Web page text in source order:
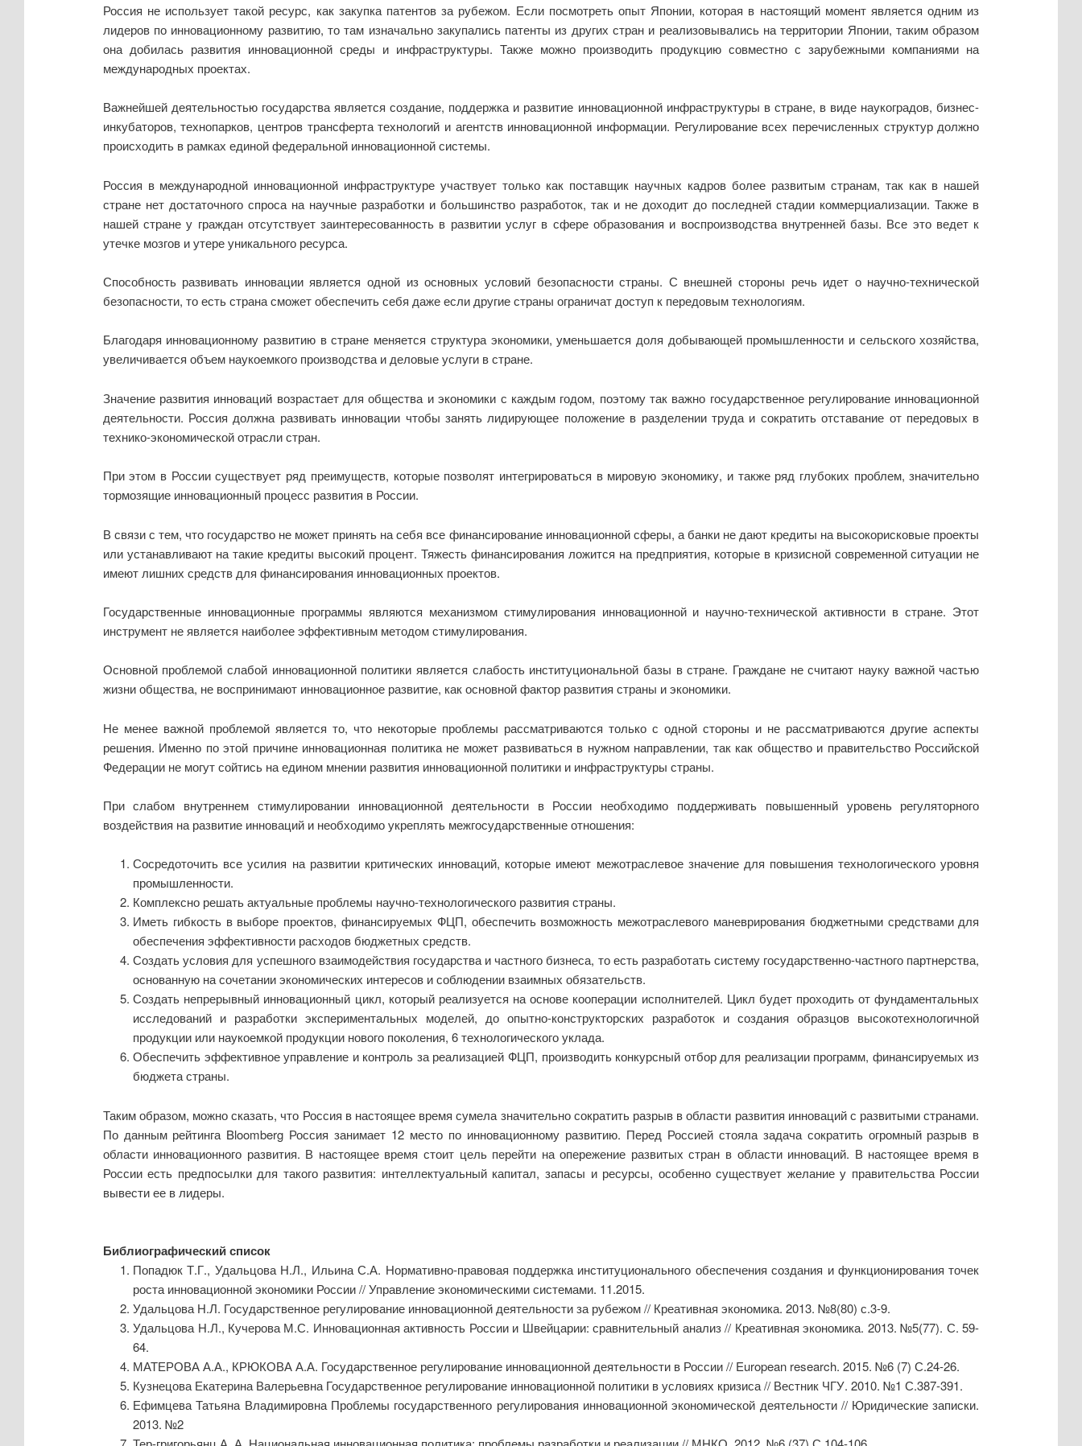
Россия не использует такой ресурс, как закупка патентов за рубежом. Если посмотреть опыт Японии, которая в настоящий момент является одним из
лидеров по инновационному развитию, то там изначально закупались патенты из других стран и реализовывались на территории Японии, таким образом
она добилась развития инновационной среды и инфраструктуры. Также можно производить продукцию совместно с зарубежными компаниями на
международных проектах.
Важнейшей деятельностью государства является создание, поддержка и развитие инновационной инфраструктуры в стране, в виде наукоградов, бизнес-
инкубаторов, технопарков, центров трансферта технологий и агентств инновационной информации. Регулирование всех перечисленных структур должно
происходить в рамках единой федеральной инновационной системы.
Россия в международной инновационной инфраструктуре участвует только как поставщик научных кадров более развитым странам, так как в нашей
стране нет достаточного спроса на научные разработки и большинство разработок, так и не доходит до последней стадии коммерциализации. Также в
нашей стране у граждан отсутствует заинтересованность в развитии услуг в сфере образования и воспроизводства внутренней базы. Все это ведет к
утечке мозгов и утере уникального ресурса.
Способность развивать инновации является одной из основных условий безопасности страны. С внешней стороны речь идет о научно-технической
безопасности, то есть страна сможет обеспечить себя даже если другие страны ограничат доступ к передовым технологиям.
Благодаря инновационному развитию в стране меняется структура экономики, уменьшается доля добывающей промышленности и сельского хозяйства,
увеличивается объем наукоемкого производства и деловые услуги в стране.
Значение развития инноваций возрастает для общества и экономики с каждым годом, поэтому так важно государственное регулирование инновационной
деятельности. Россия должна развивать инновации чтобы занять лидирующее положение в разделении труда и сократить отставание от передовых в
технико-экономической отрасли стран.
При этом в России существует ряд преимуществ, которые позволят интегрироваться в мировую экономику, и также ряд глубоких проблем, значительно
тормозящие инновационный процесс развития в России.
В связи с тем, что государство не может принять на себя все финансирование инновационной сферы, а банки не дают кредиты на высокорисковые проекты
или устанавливают на такие кредиты высокий процент. Тяжесть финансирования ложится на предприятия, которые в кризисной современной ситуации не
имеют лишних средств для финансирования инновационных проектов.
Государственные инновационные программы являются механизмом стимулирования инновационной и научно-технической активности в стране. Этот
инструмент не является наиболее эффективным методом стимулирования.
Основной проблемой слабой инновационной политики является слабость институциональной базы в стране. Граждане не считают науку важной частью
жизни общества, не воспринимают инновационное развитие, как основной фактор развития страны и экономики.
Не менее важной проблемой является то, что некоторые проблемы рассматриваются только с одной стороны и не рассматриваются другие аспекты
решения. Именно по этой причине инновационная политика не может развиваться в нужном направлении, так как общество и правительство Российской
Федерации не могут сойтись на едином мнении развития инновационной политики и инфраструктуры страны.
При слабом внутреннем стимулировании инновационной деятельности в России необходимо поддерживать повышенный уровень регуляторного
воздействия на развитие инноваций и необходимо укреплять межгосударственные отношения:
Сосредоточить все усилия на развитии критических инноваций, которые имеют межотраслевое значение для повышения технологического уровня
промышленности.
Комплексно решать актуальные проблемы научно-технологического развития страны.
Иметь гибкость в выборе проектов, финансируемых ФЦП, обеспечить возможность межотраслевого маневрирования бюджетными средствами для
обеспечения эффективности расходов бюджетных средств.
Создать условия для успешного взаимодействия государства и частного бизнеса, то есть разработать систему государственно-частного партнерства,
основанную на сочетании экономических интересов и соблюдении взаимных обязательств.
Создать непрерывный инновационный цикл, который реализуется на основе кооперации исполнителей. Цикл будет проходить от фундаментальных
исследований и разработки экспериментальных моделей, до опытно-конструкторских разработок и создания образцов высокотехнологичной
продукции или наукоемкой продукции нового поколения, 6 технологического уклада.
Обеспечить эффективное управление и контроль за реализацией ФЦП, производить конкурсный отбор для реализации программ, финансируемых из
бюджета страны.
Таким образом, можно сказать, что Россия в настоящее время сумела значительно сократить разрыв в области развития инноваций с развитыми странами.
По данным рейтинга Bloomberg Россия занимает 12 место по инновационному развитию. Перед Россией стояла задача сократить огромный разрыв в
области инновационного развития. В настоящее время стоит цель перейти на опережение развитых стран в области инноваций. В настоящее время в
России есть предпосылки для такого развития: интеллектуальный капитал, запасы и ресурсы, особенно существует желание у правительства России
вывести ее в лидеры.
Библиографический список
Попадюк Т.Г., Удальцова Н.Л., Ильина С.А. Нормативно-правовая поддержка институционального обеспечения создания и функционирования точек
роста инновационной экономики России // Управление экономическими системами. 11.2015.
Удальцова Н.Л. Государственное регулирование инновационной деятельности за рубежом // Креативная экономика. 2013. №8(80) с.3-9.
Удальцова Н.Л., Кучерова М.С. Инновационная активность России и Швейцарии: сравнительный анализ // Креативная экономика. 2013. №5(77). С. 59-
64.
МАТЕРОВА А.А., КРЮКОВА А.А. Государственное регулирование инновационной деятельности в России // European research. 2015. №6 (7) С.24-26.
Кузнецова Екатерина Валерьевна Государственное регулирование инновационной политики в условиях кризиса // Вестник ЧГУ. 2010. №1 С.387-391.
Ефимцева Татьяна Владимировна Проблемы государственного регулирования инновационной экономической деятельности // Юридические записки.
2013. №2